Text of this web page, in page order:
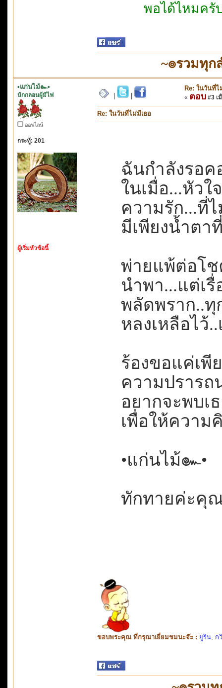
พอได้ไหมครั
~๏รวมทุ
•แก่นไม้๛•
นักกลอนผู้มีไฟ
ออฟไลน์
กระทู้: 201
ผู้เริ่มหัวข้อนี้
Re: ในวันที่ไ
« ตอบ #3 เ
Re: ในวันที่ไม่มีเธอ
ฉันกำลังรอค
ในเมื่อ...หัวใ
ความรัก...ที่
มีเพียงน้ำต
พ่ายแพ้ต่อโ
นำพา...แต่เ
พลัดพราก..ทุ
หลงเหลือไว้..
ร้องขอแค่เพี
ความปรารถ
อยากจะพบเ
เพื่อให้ความ
•แก่นไม้๛•
ทักทายค่ะคุณ
ขอบพระคุณ ที่กรุณาเยี่ยมชมนะจ๊ะ : ยูริน ก